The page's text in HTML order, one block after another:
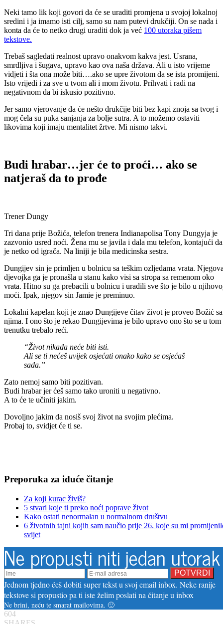
Neki tamo lik koji govori da će se uraditi promjena u svojoj lokalnoj
sredini i ja imamo isti cilj, samo su nam putevi drukčiji. On se nada i
konta da će to netko drugi uraditi dok ja već 100 utoraka pišem
tekstove.
Trebaš sagledati realnost upravo onakvom kakva jest. Usrana,
smrdljiva i šugava, upravo kao ova naša država. Ali u isto vrijeme
vidjeti i šta ona može biti….ako se upre životom da se ista promijeni.
Isto vrijedi i za sve u tvom ali i mom životu. Prihvati i radi na
negativnom da bi iskusio pozitivno.
Jer samo vjerovanje da će nešto drukčije biti bez kapi znoja sa tvog i
mog čela su puka sanjanja za bolje sutra. A to možemo ostaviti
likovima koji imaju mentalitet žrtve. Mi nismo takvi.
Budi hrabar…jer će to proći… ako se
natjeraš da to prođe
Trener Dungy
Tri dana prije Božića, telefon trenera Indianapolisa Tony Dungyja je
zazvonio usred noći. Žena mu se javila i dala mu telefon, kontajući da
je netko od igrača. Na liniji je bila medicinska sestra.
Dungijev sin je primljen u bolnicu sa teškim ozljedama vrata.
djevojka ga je pronašla u stanu kako visi sa stropa sa remenom oko
vrata. Hitno su ga prebacili u bolnicu i uradili sve što je bilo u
moći. Ipak, njegov sin Jamie je preminuo.
Lokalni kapelan koji je znao Dungijeve čitav život je proveo Božić sa
njima. I ono što je rekao Dungijevima je bilo upravo ono što se u tom
trenutku trebalo reći.
“Život nikada neće biti isti.
Ali se ti nećeš uvijek osjećati onako kako se osjećaš
sada.”
Zato nemoj samo biti pozitivan.
Budi hrabar jer ćeš samo tako uroniti u negativno.
A to će te učiniti jakim.
Dovoljno jakim da nosiš svoj život na svojim plećima.
Probaj to, svidjet će ti se.
Preporuka za iduće čitanje
Za koji kurac živiš?
5 stvari koje ti preko noći poprave život
Kako ostati nenormalan u normalnom društvu
6 životnih tajni kojih sam naučio prije 26. koje su mi
svijet
Ne propusti niti jedan utorak
Jednom tjedno ćeš dobiti super tekst u svoj email inbox. Neke ranije
tekstove si propustio pa ti iste želim poslati na čitanje u inbox
Ne brini, neću te smarat mailovima. 🙂
604